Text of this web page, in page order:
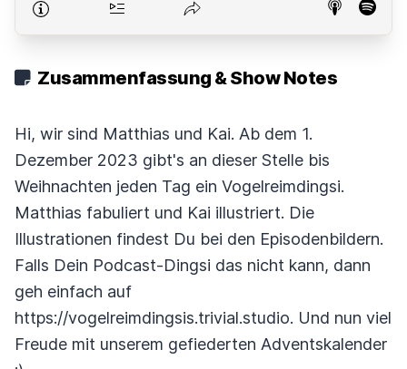
Zusammenfassung & Show Notes
Hi, wir sind Matthias und Kai. Ab dem 1.
Dezember 2023 gibt's an dieser Stelle bis
Weihnachten jeden Tag ein Vogelreimdingsi.
Matthias fabuliert und Kai illustriert. Die
Illustrationen findest Du bei den Episodenbildern.
Falls Dein Podcast-Dingsi das nicht kann, dann
geh einfach auf
https://vogelreimdingsis.trivial.studio. Und nun viel
Freude mit unserem gefiederten Adventskalender